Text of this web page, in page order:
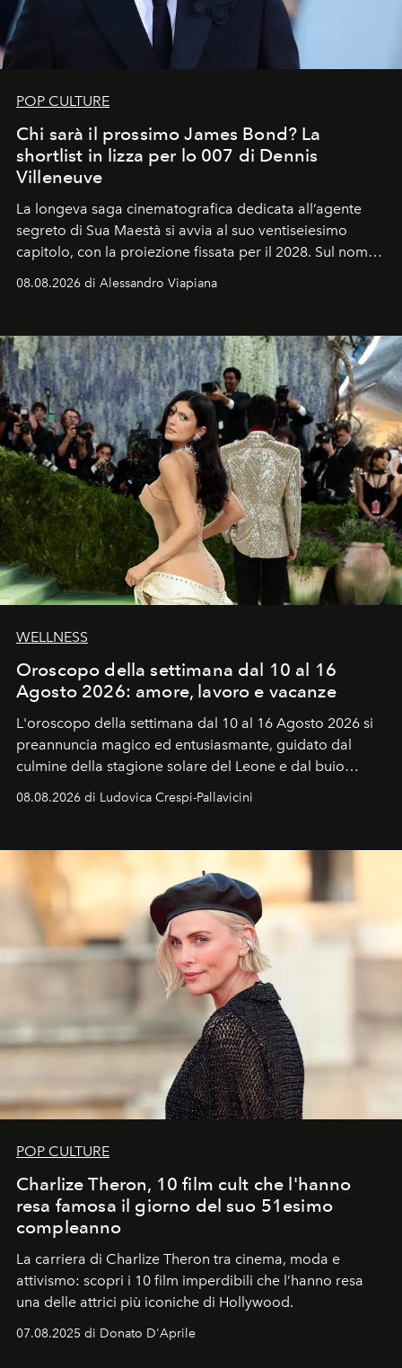
POP CULTURE
Chi sarà il prossimo James Bond? La
shortlist in lizza per lo 007 di Dennis
Villeneuve
La longeva saga cinematografica dedicata all’agente
segreto di Sua Maestà si avvia al suo ventiseiesimo
capitolo, con la proiezione fissata per il 2028. Sul nome
dell’attore chiamato a raccogliere l’eredità di Daniel
Craig, però, regna ancora il più assoluto riserbo.
08.08.2026 di Alessandro Viapiana
WELLNESS
Oroscopo della settimana dal 10 al 16
Agosto 2026: amore, lavoro e vacanze
L'oroscopo della settimana dal 10 al 16 Agosto 2026 si
preannuncia magico ed entusiasmante, guidato dal
culmine della stagione solare del Leone e dal buio
favorevole della Luna nuova in Leone del 12 agosto,
ideale per la notte delle Perseidi.
08.08.2026 di Ludovica Crespi-Pallavicini
POP CULTURE
Charlize Theron, 10 film cult che l'hanno
resa famosa il giorno del suo 51esimo
compleanno
La carriera di Charlize Theron tra cinema, moda e
attivismo: scopri i 10 film imperdibili che l’hanno resa
una delle attrici più iconiche di Hollywood.
07.08.2025 di Donato D'Aprile